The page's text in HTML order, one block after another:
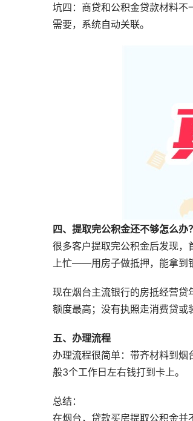
坑四：商贷和公积金贷款材料
需要，系统自动关联。
四、提取完公积金还不够怎么办？
很多客户提取完公积金后发现
上忙——用房子做抵押，能拿到
现在烟台主流银行的房抵经营贷
额度最高；没有执照走消费贷或
五、办理流程
办理流程很简单：带齐材料到
般3个工作日左右钱打到卡上。
总结：
在烟台，贷款买房提取公积金